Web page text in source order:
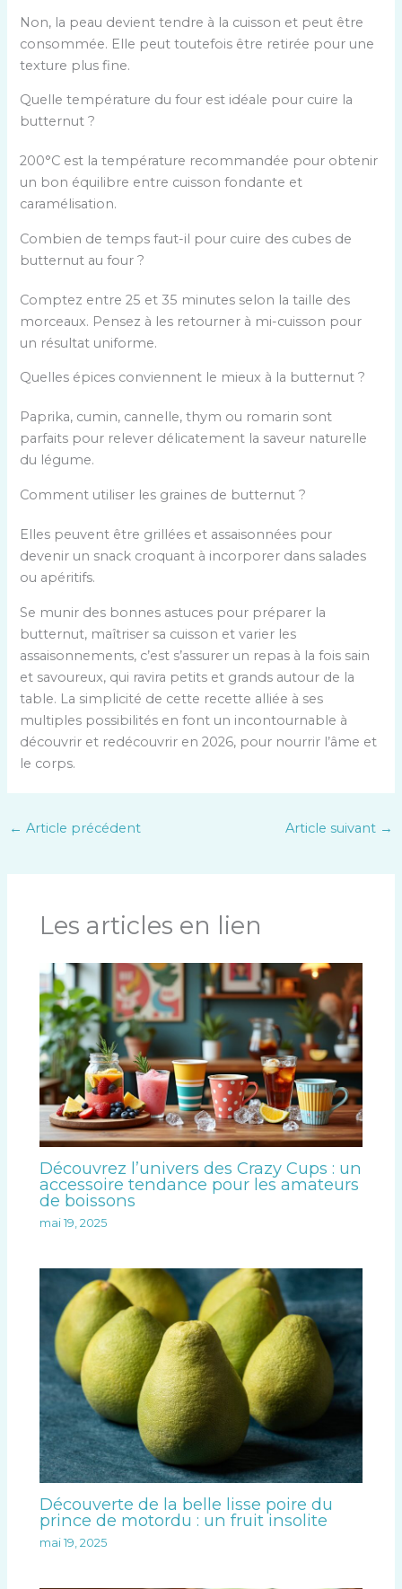
o
p
s
i
t
o
n
s
v
n
t
e
s
e
p
r
i
l
e
p
r
p
o
s
i
i
o
n
s
i
v
a
n
t
e
s
.
r
é
p
n
s
p
a
r
m
i
e
s
p
o
o
s
i
t
o
n
s
u
i
v
a
n
t
e
s
e
u
l
e
r
p
o
n
e
p
l
s
p
r
p
o
i
o
n
s
s
u
i
v
t
e
z
u
e
s
e
r
é
o
n
s
p
a
r
m
l
s
p
r
s
s
Non, la peau devient tendre à la cuisson et peut être
consommée. Elle peut toutefois être retirée pour une
texture plus fine.
Quelle température du four est idéale pour cuire la
butternut ?
200°C est la température recommandée pour obtenir
un bon équilibre entre cuisson fondante et
caramélisation.
Combien de temps faut-il pour cuire des cubes de
butternut au four ?
Comptez entre 25 et 35 minutes selon la taille des
morceaux. Pensez à les retourner à mi-cuisson pour
un résultat uniforme.
Quelles épices conviennent le mieux à la butternut ?
Paprika, cumin, cannelle, thym ou romarin sont
parfaits pour relever délicatement la saveur naturelle
du légume.
Comment utiliser les graines de butternut ?
Elles peuvent être grillées et assaisonnées pour
devenir un snack croquant à incorporer dans salades
ou apéritifs.
Se munir des bonnes astuces pour préparer la
butternut, maîtriser sa cuisson et varier les
assaisonnements, c’est s’assurer un repas à la fois sain
et savoureux, qui ravira petits et grands autour de la
table. La simplicité de cette recette alliée à ses
multiples possibilités en font un incontournable à
découvrir et redécouvrir en 2026, pour nourrir l’âme et
le corps.
← Article précédent Article suivant →
Les articles en lien
Découvrez l’univers des Crazy Cups : un
accessoire tendance pour les amateurs
de boissons
mai 19, 2025
Découverte de la belle lisse poire du
prince de motordu : un fruit insolite
mai 19, 2025